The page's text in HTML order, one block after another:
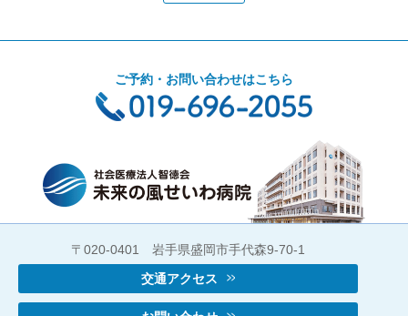
ご予約・お問い合わせはこちら
〒020-0401 岩手県盛岡市手代森9-70-1
交通アクセス